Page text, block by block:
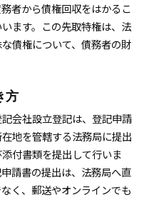
者から債権回収をはかるこ
ます。この先取特権は、法
債権について、債務者の財
方
会社設立登記は、登記申請
地を管轄する法務局に提出
付書類を提出して行いま
請書の提出は、法務局へ直
く、郵送やオンラインでも